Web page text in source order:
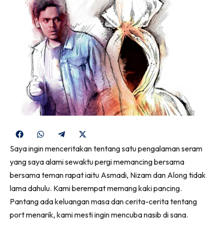
Share
on
Facebook
Share
on
WhatsApp
Share
on
Telegram
on
X
(Twitter)
Saya ingin menceritakan tentang satu pengalaman seram
yang saya alami sewaktu pergi memancing bersama
bersama teman rapat iaitu Asmadi, Nizam dan Along tidak
lama dahulu. Kami berempat memang kaki pancing.
Pantang ada keluangan masa dan cerita-cerita tentang
port menarik, kami mesti ingin mencuba nasib di sana.